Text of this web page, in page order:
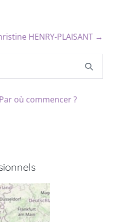
HENRY-PLAISANT →
où commencer ?